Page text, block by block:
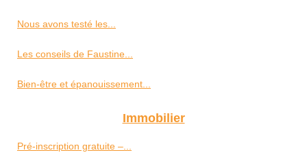
Nous avons testé les...
Les conseils de Faustine...
Bien-être et épanouissement...
Immobilier
Pré-inscription gratuite –...